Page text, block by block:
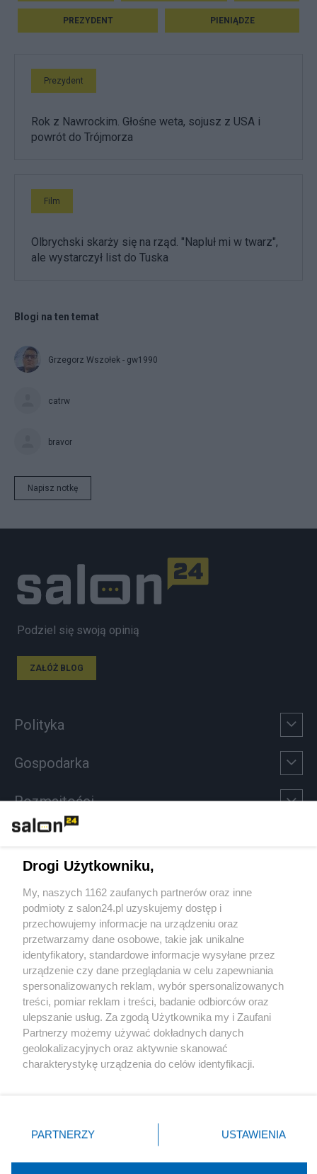
PREZYDENT PIENIĄDZE
Prezydent
Rok z Nawrockim. Głośne weta, sojusz z USA i
powrót do Trójmorza
Film
Olbrychski skarży się na rząd. "Napluł mi w twarz",
ale wystarczył list do Tuska
Blogi na ten temat
Grzegorz Wszołek - gw1990
catrw
bravor
Napisz notkę
Podziel się swoją opinią
ZAŁÓŻ BLOG
Polityka
Gospodarka
Rozmaitości
Sport
Społeczeństwo
Kultura
X Facebook Instagram Youtube
Drogi Użytkowniku,
My, naszych 1162 zaufanych partnerów oraz inne
podmioty z salon24.pl uzyskujemy dostęp i
przechowujemy informacje na urządzeniu oraz
przetwarzamy dane osobowe, takie jak unikalne
identyfikatory, standardowe informacje wysyłane przez
urządzenie czy dane przeglądania w celu zapewniania
spersonalizowanych reklam, wybór spersonalizowanych
treści, pomiar reklam i treści, badanie odbiorców oraz
ulepszanie usług. Za zgodą Użytkownika my i Zaufani
Partnerzy możemy używać dokładnych danych
geolokalizacyjnych oraz aktywnie skanować
charakterystykę urządzenia do celów identyfikacji.
zmienić/wycofać klikając przycisk ustawień prywatności
znajdujący się w lewym dolnym rogu strony
rodzaje przetwarzania danych nie wymagają zgody
PARTNERZY USTAWIENIA